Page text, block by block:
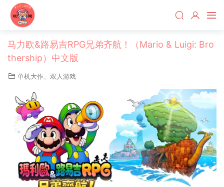
马力欧&路易吉RPG兄弟齐航！（Mario & Luigi: Bro
thership）中文版
单机大作 双人游戏